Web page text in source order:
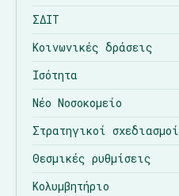
ΣΔΙΤ
Κοινωνικές δράσεις
Ισότητα
Νέο Νοσοκομείο
Στρατηγικοί σχεδιασμοί
Θεσμικές ρυθμίσεις
Κολυμβητήριο